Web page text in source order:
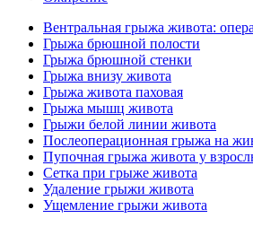
Вентральная грыжа живота:
Грыжа брюшной полости
Грыжа брюшной стенки
Грыжа внизу живота
Грыжа живота паховая
Грыжа мышц живота
Грыжи белой линии живота
Послеоперационная грыжа на
Пупочная грыжа живота у
Сетка при грыже живота
Удаление грыжи живота
Ущемление грыжи живота